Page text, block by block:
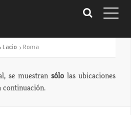
Lacio Roma
se muestran sólo las ubicaciones
continuación.